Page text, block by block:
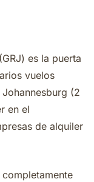
es la puerta
vuelos
(2
en el
de alquiler